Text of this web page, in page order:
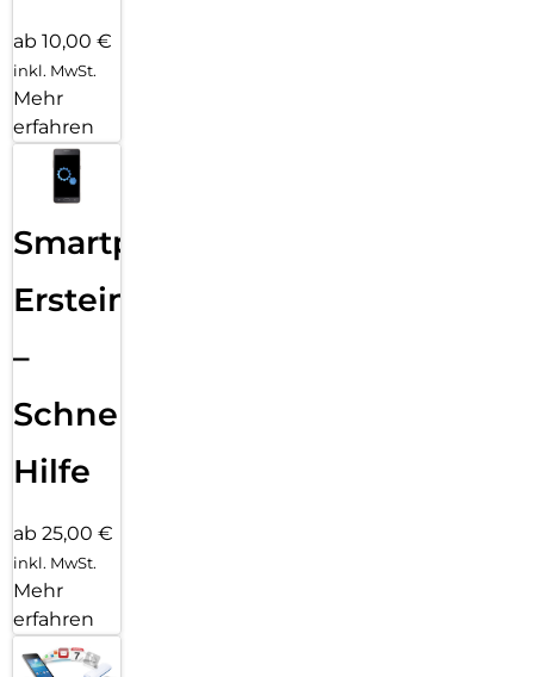
ab 10,00 €
inkl. MwSt.
Mehr
erfahren
Smartphone
Ersteinrichtung
–
Schnelle
Hilfe
ab 25,00 €
inkl. MwSt.
Mehr
erfahren